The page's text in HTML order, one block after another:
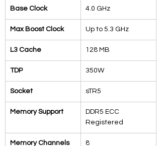
Base Clock 4.0 GHz
Max Boost Clock Up to 5.3 GHz
L3 Cache 128 MB
TDP 350W
Socket sTR5
Memory Support
DDR5 ECC
Registered
Memory Channels 8